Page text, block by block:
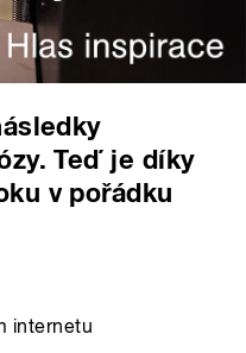
Teď je díky
v pořádku
internetu